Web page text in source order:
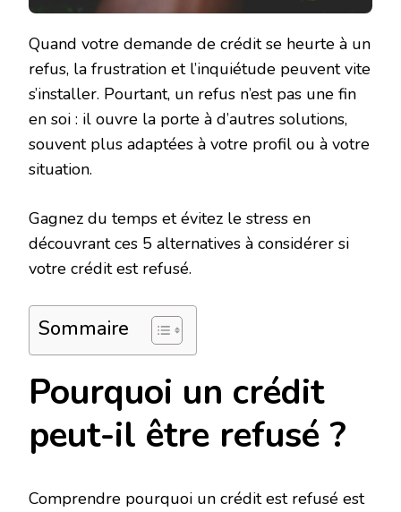
Quand votre demande de crédit se heurte à un
refus, la frustration et l’inquiétude peuvent vite
s’installer. Pourtant, un refus n’est pas une fin
en soi : il ouvre la porte à d’autres solutions,
souvent plus adaptées à votre profil ou à votre
situation.
Gagnez du temps et évitez le stress en
découvrant ces 5 alternatives à considérer si
votre crédit est refusé.
Sommaire
Pourquoi un crédit
peut-il être refusé ?
Comprendre pourquoi un crédit est refusé est